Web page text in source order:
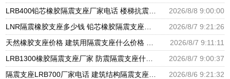
2026/8/8 9:00:00
2026/8/7 9:21:26
2026/8/7 9:11:11
2026/8/7 9:00:37
2026/8/6 9:21:32